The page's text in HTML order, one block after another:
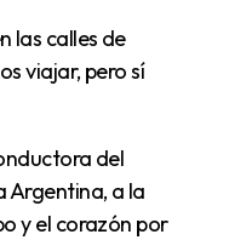
viajar, pero sí
Argentina, a la
y el corazón por